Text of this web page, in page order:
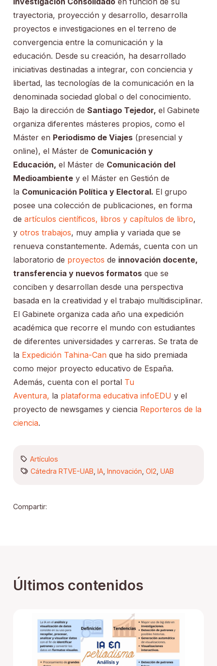
trayectoria, proyección y desarrollo, desarrolla
proyectos e investigaciones en el terreno de
convergencia entre la comunicación y la
educación. Desde su creación, ha desarrollado
iniciativas destinadas a integrar, con conciencia y
libertad, las tecnologías de la comunicación en la
denominada sociedad global o del conocimiento.
Bajo la dirección de Santiago Tejedor, el Gabinete
organiza diferentes másteres propios, como el
Máster en Periodismo de Viajes(presencial y
online), el Máster de Comunicación y
Educación, el Máster de Comunicación del
Medioambientey el Máster en Gestión de
la Comunicación Política y Electoral. El grupo
posee una colección de publicaciones, en forma
de artículos científicos, libros y capítulos de libro,
y otros trabajos, muy amplia y variada que se
renueva constantemente. Además, cuenta con un
laboratorio de proyectos de innovación docente,
transferencia y nuevos formatosque se
conciben y desarrollan desde una perspectiva
basada en la creatividad y el trabajo multidisciplinar.
El Gabinete organiza cada año una expedición
académica que recorre el mundo con estudiantes
de diferentes universidades y carreras. Se trata de
la Expedición Tahina-Canque ha sido premiada
como mejor proyecto educativo de España.
Además, cuenta con el portal Tu
Aventura, la plataforma educativa infoEDU y el
proyecto de newsgames y ciencia Reporteros de la
ciencia.
Artículos
Cátedra RTVE-UAB IA, Innovación OI2 UAB
Compartir:
Últimos contenidos